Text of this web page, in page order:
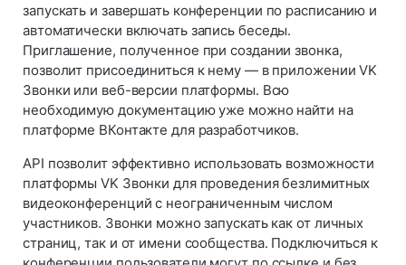
запускать и завершать конференции по расписанию и
автоматически включать запись беседы.
Приглашение, полученное при создании звонка,
позволит присоединиться к нему — в приложении VK
Звонки или веб-версии платформы. Всю
необходимую документацию уже можно найти на
платформе ВКонтакте для разработчиков.
API позволит эффективно использовать возможности
платформы VK Звонки для проведения безлимитных
видеоконференций с неограниченным числом
участников. Звонки можно запускать как от личных
страниц, так и от имени сообщества. Подключиться к